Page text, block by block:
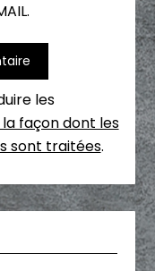
les
la façon dont les
sont traitées.